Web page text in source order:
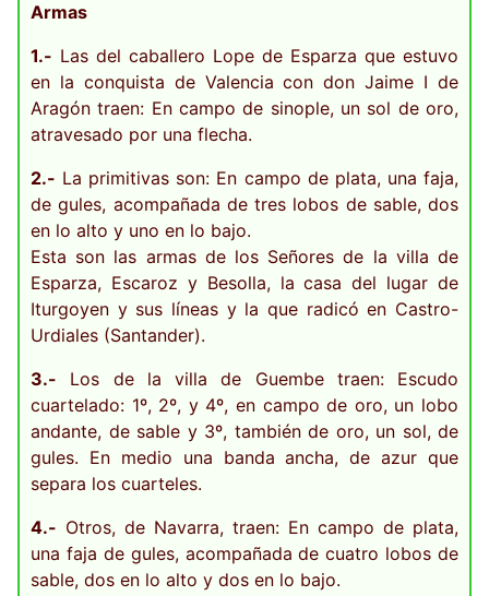
Armas
1.- Las del caballero Lope de Esparza que estuvo
en la conquista de Valencia con don Jaime I de
Aragón traen: En campo de sinople, un sol de oro,
atravesado por una flecha.
2.- La primitivas son: En campo de plata, una faja,
de gules, acompañada de tres lobos de sable, dos
en lo alto y uno en lo bajo.
Esta son las armas de los Señores de la villa de
Esparza, Escaroz y Besolla, la casa del lugar de
Iturgoyen y sus líneas y la que radicó en Castro-
Urdiales (Santander).
3.- Los de la villa de Guembe traen: Escudo
cuartelado: 1º, 2º, y 4º, en campo de oro, un lobo
andante, de sable y 3º, también de oro, un sol, de
gules. En medio una banda ancha, de azur que
separa los cuarteles.
4.- Otros, de Navarra, traen: En campo de plata,
una faja de gules, acompañada de cuatro lobos de
sable, dos en lo alto y dos en lo bajo.